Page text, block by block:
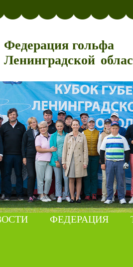
Федерация гольфа
Ленинградской
ФЕДЕРАЦИЯ